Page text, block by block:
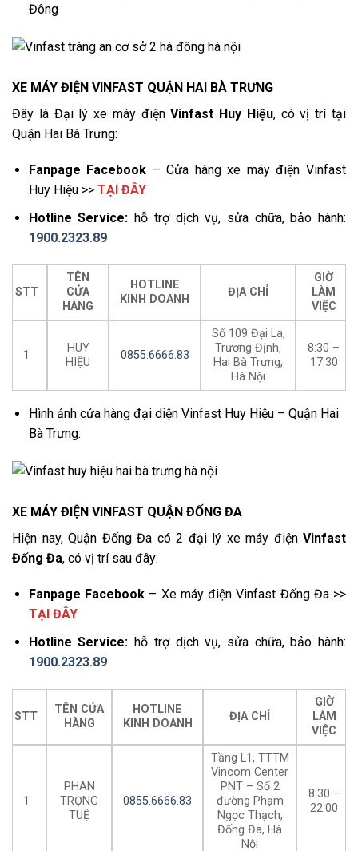
Đông
XE MÁY ĐIỆN VINFAST QUẬN HAI BÀ TRƯNG
Đây là Đại lý xe máy điệnVinfast Huy Hiệu, có vị trí tại
Quận Hai Bà Trưng:
Fanpage Facebook – Cửa hàng xe máy điện Vinfast
Huy Hiệu >> TẠI ĐÂY
Hotline Service: hỗ trợ dịch vụ, sửa chữa, bảo hành:
1900.2323.89
STT
TÊN
CỬA
HÀNG
HOTLINE
KINH DOANH
ĐỊA CHỈ
GIỜ
LÀM
VIỆC
1
HUY
HIỆU
0855.6666.83
Số 109 Đại La,
Trương Định,
Hai Bà Trưng,
Hà Nội
8:30 –
17:30
Hình ảnh cửa hàng đại diện Vinfast Huy Hiệu – Quận Hai
Bà Trưng:
XE MÁY ĐIỆN VINFAST QUẬN ĐỐNG ĐA
Hiện nay, Quận Đống Đa có 2 đại lý xe máy điện Vinfast
Đống Đa, có vị trí sau đây:
Fanpage Facebook – Xe máy điện Vinfast Đống Đa >>
TẠI ĐÂY
Hotline Service: hỗ trợ dịch vụ, sửa chữa, bảo hành:
1900.2323.89
STT
TÊN CỬA
HÀNG
HOTLINE
KINH DOANH
ĐỊA CHỈ
GIỜ
LÀM
VIỆC
1
PHAN
TRỌNG
TUỆ
0855.6666.83
Tầng L1, TTTM
Vincom Center
PNT – Số 2
đường Phạm
Ngọc Thạch,
Đống Đa, Hà
Nội
8:30 –
22:00